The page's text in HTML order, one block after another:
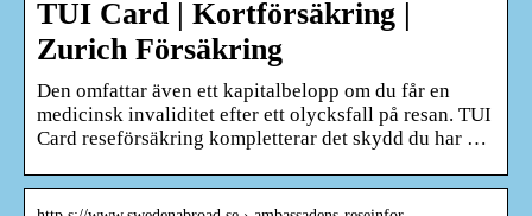
TUI Card | Kortförsäkring |
Zurich Försäkring
Den omfattar även ett kapitalbelopp om du får en
medicinsk invaliditet efter ett olycksfall på resan. TUI
Card reseförsäkring kompletterar det skydd du har …